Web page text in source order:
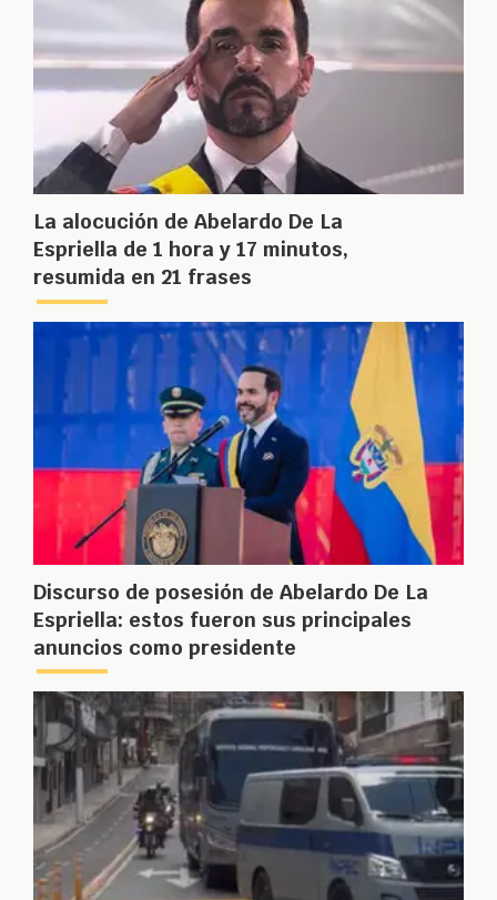
La alocución de Abelardo De La
Espriella de 1 hora y 17 minutos,
resumida en 21 frases
Discurso de posesión de Abelardo De La
Espriella: estos fueron sus principales
anuncios como presidente